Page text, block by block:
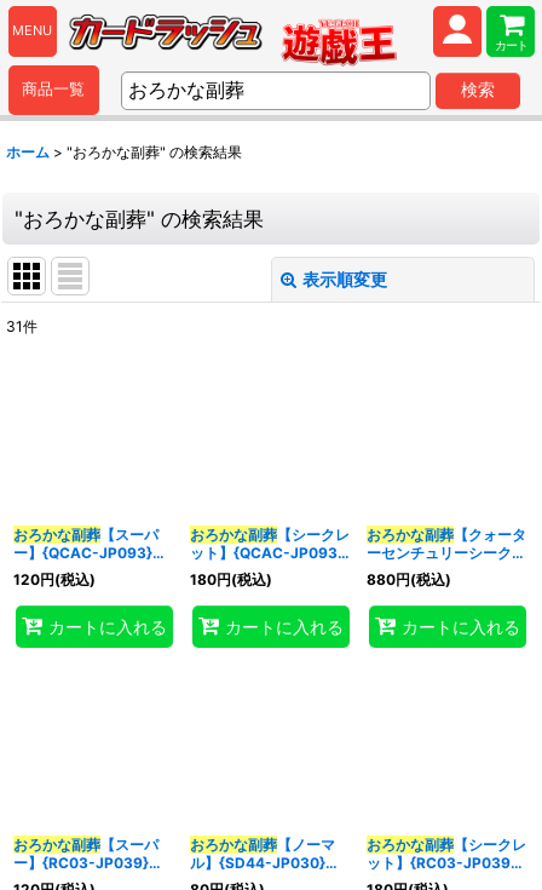
MENU
カート
商品一覧 検索
ホーム > "おろかな副葬" の検索結果
"おろかな副葬" の検索結果
表示順変更
カテゴリ:
特集:
31件
おろかな副葬 【スーパ
ー】{QCAC-JP093}
《魔法》
120円(税込)
カートに入れる
おろかな副葬【シークレ
ット】{QCAC-JP093}
《魔法》
180円(税込)
カートに入れる
おろかな副葬【クォータ
ーセンチュリーシークレ
ット】{QCAC-JP093}
《魔法》
880円(税込)
カートに入れる
おろかな副葬 【スーパ
ー】{RC03-JP039}
《魔法》
おろかな副葬【ノーマ
ル】{SD44-JP030}
《魔法》
おろかな副葬【シークレ
ット】{RC03-JP039}
《魔法》